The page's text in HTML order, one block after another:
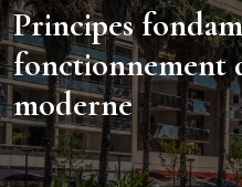
Principes
fonctionnement
moderne